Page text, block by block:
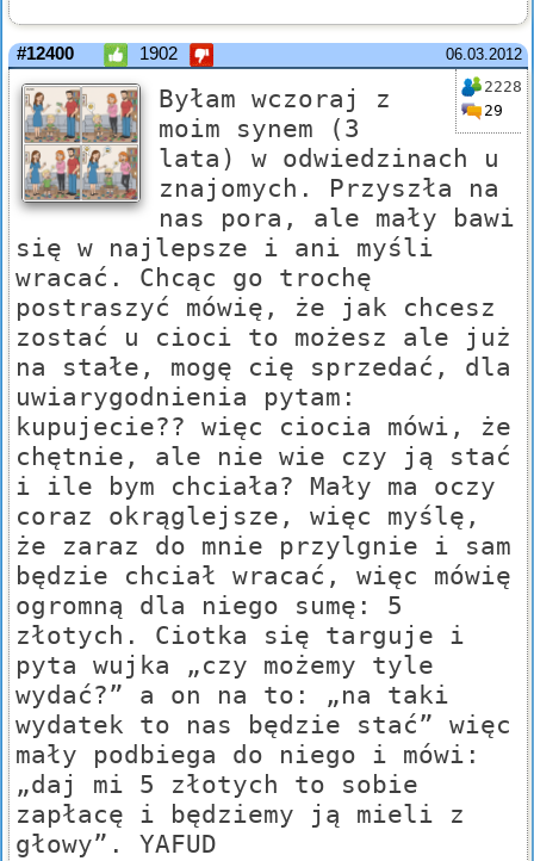
06.03.2012
#12400 1902
2228
29
Byłam wczoraj z
moim synem (3
lata) w odwiedzinach u
znajomych. Przyszła na
nas pora, ale mały bawi
się w najlepsze i ani myśli
wracać. Chcąc go trochę
postraszyć mówię, że jak chcesz
zostać u cioci to możesz ale już
na stałe, mogę cię sprzedać, dla
uwiarygodnienia pytam:
kupujecie?? więc ciocia mówi, że
chętnie, ale nie wie czy ją stać
i ile bym chciała? Mały ma oczy
coraz okrąglejsze, więc myślę,
że zaraz do mnie przylgnie i sam
będzie chciał wracać, więc mówię
ogromną dla niego sumę: 5
złotych. Ciotka się targuje i
pyta wujka „czy możemy tyle
wydać?” a on na to: „na taki
wydatek to nas będzie stać” więc
mały podbiega do niego i mówi:
„daj mi 5 złotych to sobie
zapłacę i będziemy ją mieli z
głowy”. YAFUD